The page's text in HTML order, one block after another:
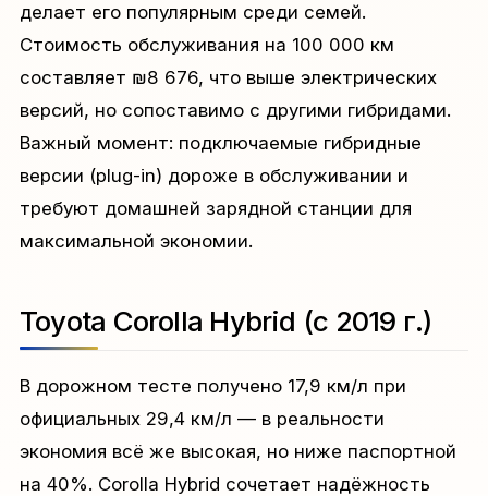
делает его популярным среди семей.
Стоимость обслуживания на 100 000 км
составляет ₪8 676, что выше электрических
версий, но сопоставимо с другими гибридами.
Важный момент: подключаемые гибридные
версии (plug-in) дороже в обслуживании и
требуют домашней зарядной станции для
максимальной экономии.
Toyota Corolla Hybrid (с 2019 г.)
В дорожном тесте получено 17,9 км/л при
официальных 29,4 км/л — в реальности
экономия всё же высокая, но ниже паспортной
на 40%. Corolla Hybrid сочетает надёжность